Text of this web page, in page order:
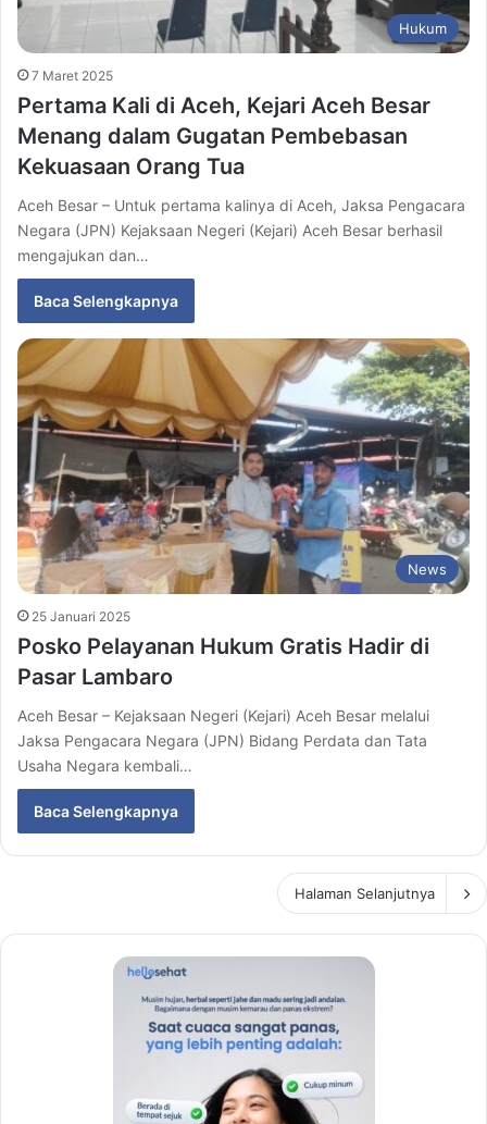
Hukum
7 Maret 2025
Pertama Kali di Aceh, Kejari Aceh Besar
Menang dalam Gugatan Pembebasan
Kekuasaan Orang Tua
Aceh Besar – Untuk pertama kalinya di Aceh, Jaksa Pengacara
Negara (JPN) Kejaksaan Negeri (Kejari) Aceh Besar berhasil
mengajukan dan…
Baca Selengkapnya
News
25 Januari 2025
Posko Pelayanan Hukum Gratis Hadir di
Pasar Lambaro
Aceh Besar – Kejaksaan Negeri (Kejari) Aceh Besar melalui
Jaksa Pengacara Negara (JPN) Bidang Perdata dan Tata
Usaha Negara kembali…
Baca Selengkapnya
Halaman Selanjutnya